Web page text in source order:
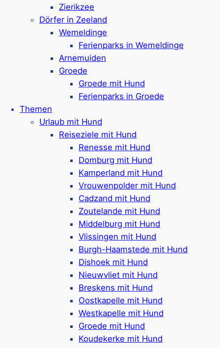
Zierikzee
Dörfer in Zeeland
Wemeldinge
Ferienparks in Wemeldinge
Arnemuiden
Groede
Groede mit Hund
Ferienparks in Groede
Themen
Urlaub mit Hund
Reiseziele mit Hund
Renesse mit Hund
Domburg mit Hund
Kamperland mit Hund
Vrouwenpolder mit Hund
Cadzand mit Hund
Zoutelande mit Hund
Middelburg mit Hund
Vlissingen mit Hund
Burgh-Haamstede mit Hund
Dishoek mit Hund
Nieuwvliet mit Hund
Breskens mit Hund
Oostkapelle mit Hund
Westkapelle mit Hund
Groede mit Hund
Koudekerke mit Hund
Aktiv sein mit Hund –
Freizeitmöglichkeiten rund
um Scharendijke
Wer seinen Urlaub mit Hund in Scharendijke
verbringt, hat zahlreiche Möglichkeiten für
gemeinsame Aktivitäten.Spaziergänge am
oder entlang des Grevelingenmeeres
sind besonders beliebt und bieten viel
Abwechslung. AuchFahrradtourendurch die
Dünen oder kleine Ausflügemit Hund nach
Ouddorpoder Brouwersdam lassen
sich wunderbar mit Hund genießen. Für
Wassersport-Fans bietet die Region optimale
Bedingungen, und viele Hundebesitzer
kombinieren Stand-up-Paddling mit ihrem
Vierbeiner. So wird der Urlaub erholsam, aber
auch aktiv und erlebnisreich!